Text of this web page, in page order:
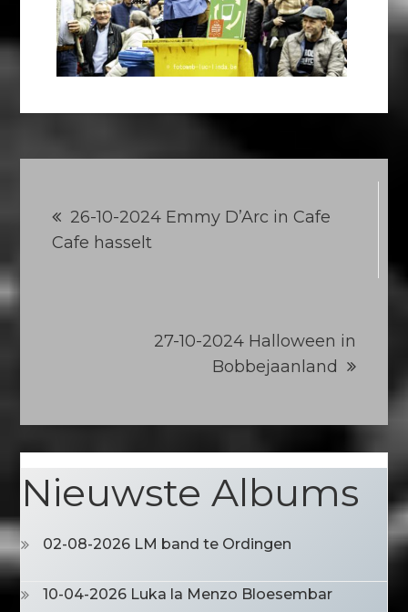
26-10-2024 Emmy D’Arc in Cafe
Cafe hasselt
27-10-2024 Halloween in
Bobbejaanland
Nieuwste Albums
02-08-2026 LM band te Ordingen
10-04-2026 Luka la Menzo Bloesembar